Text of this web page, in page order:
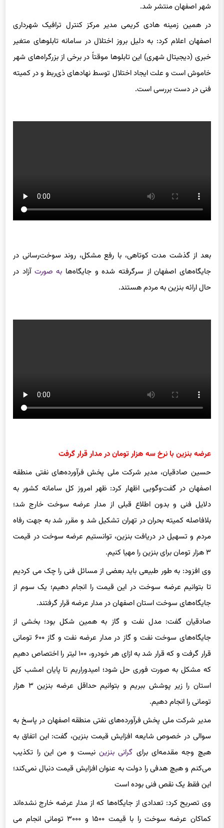
شهر اصفهان منتشر شد.
در همین زمینه هادی کریمی مدیر مرکز کنترل ترافیک شهرداری
اصفهان اعلام کرد: به دلیل بروز اختلال در سامانه تابلوهای متغیر
خبری (دیجیتال شهری) این تابلوها موقتاً در برخی از بزرگراه‌های شهر
خاموش است و علت ایجاد اختلال توسط نهادهای ذی‌ربط و در کمیته
فنی در دست بررسی است.
بعد از گذشت مدت کوتاهی، با رفع مشکل، روند سوخت‌رسانی در
جایگاه‌های اصفهان از سرگرفته شده و جایگاه‌ها به صورت آزاد در
حال ارائه بنزین به مردم هستند.
عرضه بنزین با نرخ سه هزار تومان در مدار قرار گرفت
حسین صادقیان، مدیر شرکت ملی پخش فرآورده‌های نفتی منطقه
اصفهان در گفت‌و‌گویی اظهار کرد: ظهر امروز کل سامانه کشور به
دلایل فنی و بدون اطلاع قبلی از مدار عرضه سوخت خارج شد؛
بلافاصله کمیته بحران در تهران تشکیل شد و مقرر شد به جهت رفاه
مردم و تسهیل در دریافت بنزین، توانستیم عرضه سوخت در قیمت
۳ هزار تومان برای بنزین را مهیا کنیم.
وی افزود: به طور طبیعی باید بعضی از مسائل فنی را چک می کردیم
تا بتوانیم عرضه سوخت در این قیمت را انجام دهیم؛ یک سوم از
جایگاه‌های سوخت استان اصفهان در مدار عرضه قرار گرفتند.
صادقیان گفت: مدل نفت و گاز به همین شکل بود؛ بخشی از
جایگاه‌های سوخت نفت و گاز در مدار عرضه نفت و گاز ۶۰۰ تومانی
قرار گرفت و که قرار شد به ازای هر خودرو، ۱۰۰ لیتر را اختصاص دهیم
که مشکل به صورت فوری حل شود؛ امیدوراریم تا پایان امشب کل
استان را زیر پوشش ببریم و بتوانیم حداقل عرضه بنزین ۳ هزار
تومانی را انجام دهیم.
مدیر شرکت ملی پخش فرآورده‌های نفتی منطقه اصفهان در پاسخ به
سوالی در خصوص شایعه افزایش قیمت بنزین، گفت: این اتفاق به
هیچ وجه مقدمه‌ای برای گرانی بنزیننیست و من این را تکذیب
می‌کنم و هیچ هدفی را دولت به عنوان افزایش قیمت دنبال نمی‌کند؛
این فقط یک نقص فنی بوده است
وی تصریح کرد: تعدادی از جایگاه‌ها که از مدار عرضه خارج نشده‌اند
کماکان عرضه سوخت را با قیمت ۱۵۰۰ و ۳۰۰۰ تومانی انجام می